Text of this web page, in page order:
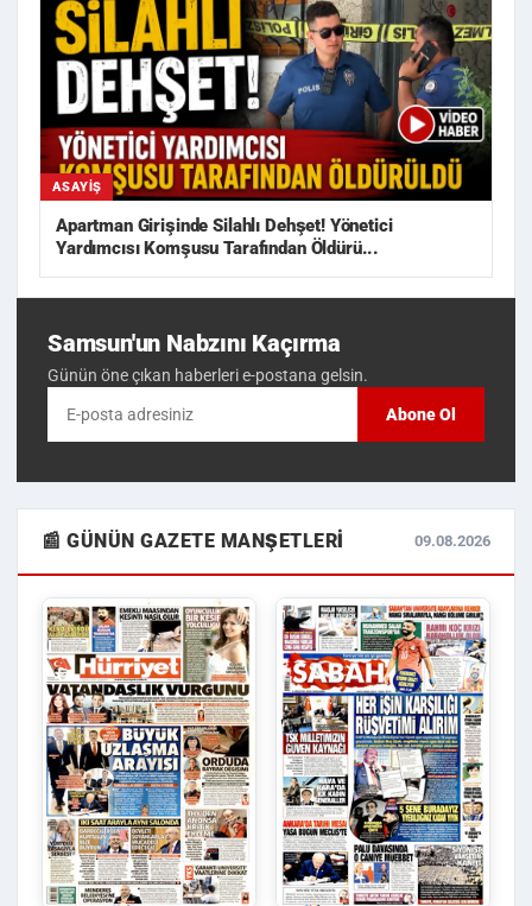
ASAYIŞ
Apartman Girişinde Silahlı Dehşet! Yönetici
Yardımcısı Komşusu Tarafından Öldürü...
Samsun'un Nabzını Kaçırma
Günün öne çıkan haberleri e-postana gelsin.
Abone Ol
📰 GÜNÜN GAZETE MANŞETLERI 09.08.2026